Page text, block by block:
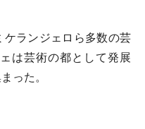
ケランジェロら多数の芸
は芸術の都として発展
った。